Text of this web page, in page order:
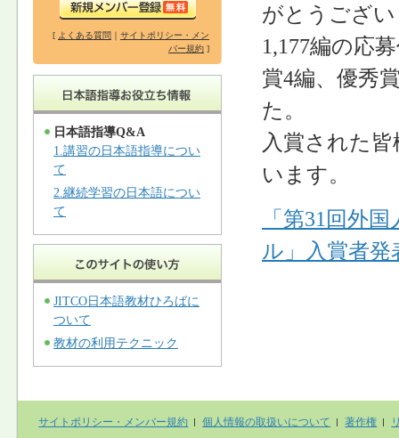
[ よくある質問 ｜ サイトポリシー・メン
バー規約 ]
日本語指導Q&A
1.講習の日本語指導につい
て
2.継続学習の日本語につい
て
JITCO日本語教材ひろばに
ついて
教材の利用テクニック
がとうござ
1,177編の応
賞4編、優秀
た。
入賞された
います。
「第31回外
ル」入賞者発
サイトポリシー・メンバー規約 個人情報の取扱いについて 著作権